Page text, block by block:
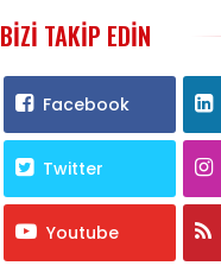
BIZI TAKIP EDIN
Facebook
Twitter
Youtube